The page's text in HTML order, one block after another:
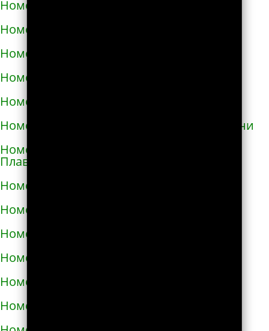
Номера телефонов такси в Гайвороне
Номера телефонов такси в Гайсине
Номера телефонов такси в Геническе
Номера телефонов такси в Глухове
Номера телефонов такси в Гнивани
Номера телефонов такси в Голой Пристани
Номера телефонов такси в Горишних
Плавнях
Номера телефонов такси в Городище
Номера телефонов такси в Городке
Номера телефонов такси в Городке
Номера телефонов такси в Гостомеле
Номера телефонов такси в Гребёнке
Номера телефонов такси в Дергачах